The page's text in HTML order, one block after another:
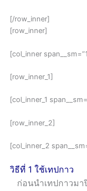
[/row_inner]
[row_inner]
[col_inner
[row_inner_1]
[col_inner_1
[row_inner_2]
[col_inner_2
วิธีที่ 1 ใช้เทปกาว
ก่อนนำเทปกาวมา